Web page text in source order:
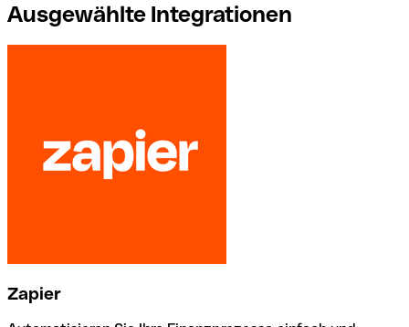
Ausgewählte Integrationen
Zapier